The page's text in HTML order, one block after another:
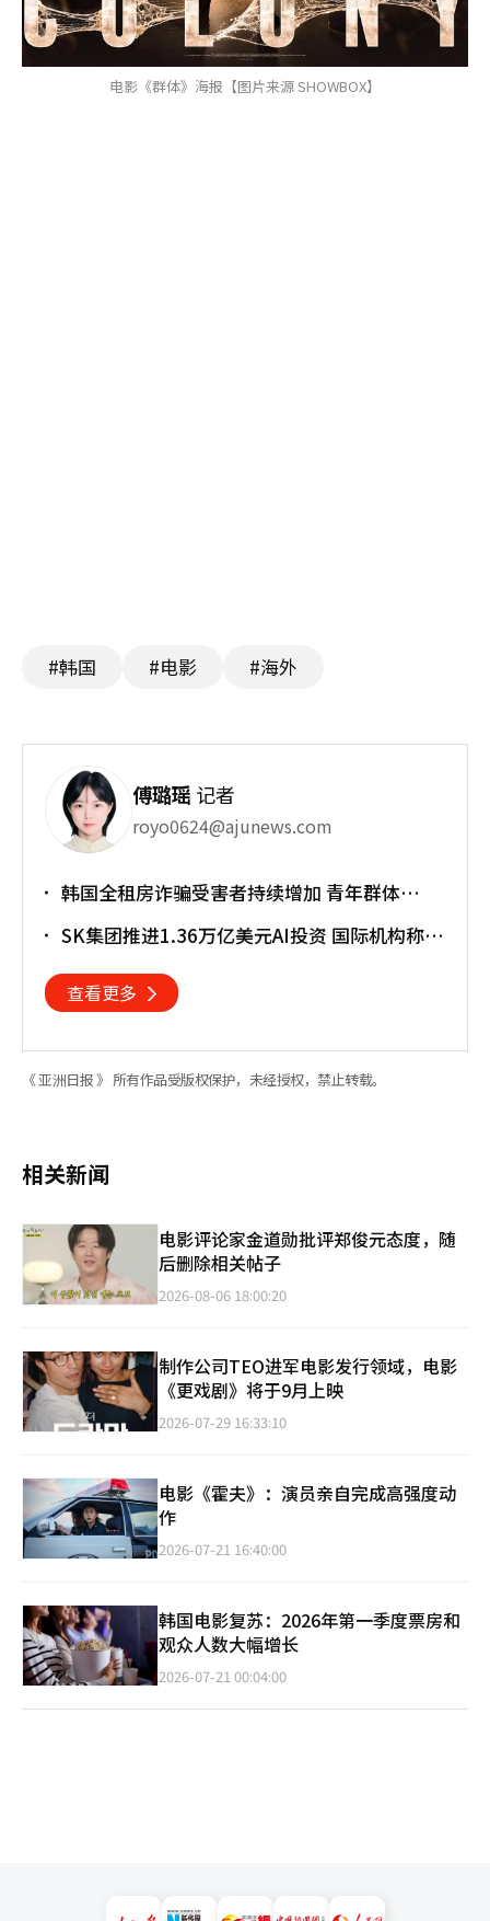
电影《群体》海报【图片来源 SHOWBOX】
#韩国 #电影 #海外
傅璐瑶 记者
royo0624@ajunews.com
韩国全租房诈骗受害者持续增加 青年群体
SK集团推进1.36万亿美元AI投资 国际机构称将
查看更多
《 亚洲日报 》 所有作品受版权保护，未经授权，禁止转载。
相关新闻
电影评论家金道勋批评郑俊元态度，随
后删除相关帖子
2026-08-06 18:00:20
制作公司TEO进军电影发行领域，电影
《更戏剧》将于9月上映
2026-07-29 16:33:10
电影《霍夫》：演员亲自完成高强度动
作
2026-07-21 16:40:00
韩国电影复苏：2026年第一季度票房和
观众人数大幅增长
2026-07-21 00:04:00